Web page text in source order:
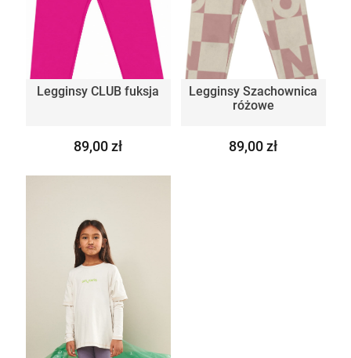
Legginsy CLUB fuksja
89,00 zł
Legginsy Szachownica
różowe
89,00 zł